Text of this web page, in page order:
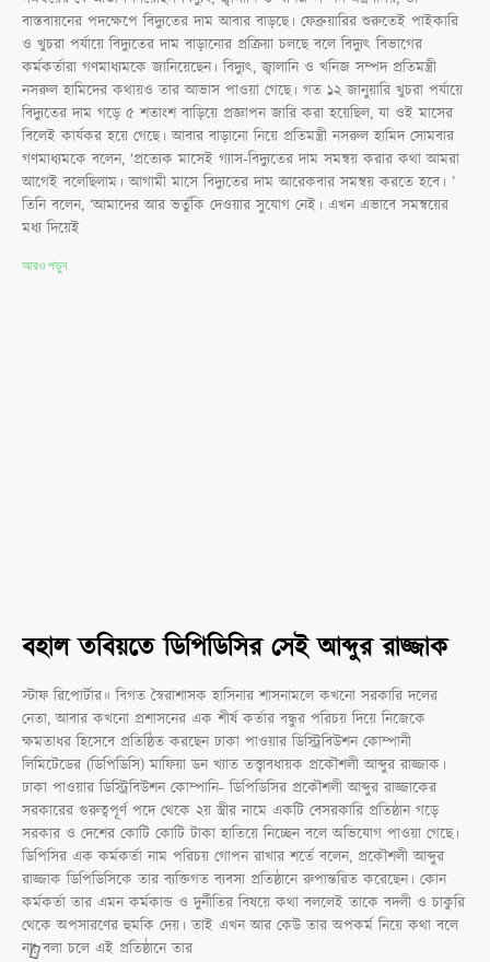
বাস্তবায়নের পদক্ষেপে বিদ্যুতের দাম আবার বাড়ছে। ফেব্রুয়ারির শুরুতেই পাইকারি
ও খুচরা পর্যায়ে বিদ্যুতের দাম বাড়ানোর প্রক্রিয়া চলছে বলে বিদ্যুৎ বিভাগের
কর্মকর্তারা গণমাধ্যমকে জানিয়েছেন। বিদ্যুৎ, জ্বালানি ও খনিজ সম্পদ প্রতিমন্ত্রী
নসরুল হামিদের কথায়ও তার আভাস পাওয়া গেছে। গত ১২ জানুয়ারি খুচরা পর্যায়ে
বিদ্যুতের দাম গড়ে ৫ শতাংশ বাড়িয়ে প্রজ্ঞাপন জারি করা হয়েছিল, যা ওই মাসের
বিলেই কার্যকর হয়ে গেছে। আবার বাড়ানো নিয়ে প্রতিমন্ত্রী নসরুল হামিদ সোমবার
গণমাধ্যমকে বলেন, ‘প্রত্যেক মাসেই গ্যাস-বিদ্যুতের দাম সমন্বয় করার কথা আমরা
আগেই বলেছিলাম। আগামী মাসে বিদ্যুতের দাম আরেকবার সমন্বয় করতে হবে। ’
তিনি বলেন, ‘আমাদের আর ভর্তুকি দেওয়ার সুযোগ নেই। এখন এভাবে সমন্বয়ের
মধ্য দিয়েই
আরও পড়ুন
বহাল তবিয়তে ডিপিডিসির সেই আব্দুর রাজ্জাক
স্টাফ রিপোর্টার॥ বিগত স্বৈরাশাসক হাসিনার শাসনামলে কখনো সরকারি দলের
নেতা, আবার কখনো প্রশাসনের এক শীর্ষ কর্তার বন্ধুর পরিচয় দিয়ে নিজেকে
ক্ষমতাধর হিসেবে প্রতিষ্ঠিত করছেন ঢাকা পাওয়ার ডিস্ট্রিবিউশন কোম্পানী
লিমিটেডের (ডিপিডিসি) মাফিয়া ডন খ্যাত তত্ত্বাবধায়ক প্রকৌশলী আব্দুর রাজ্জাক।
ঢাকা পাওয়ার ডিস্ট্রিবিউশন কোম্পানি- ডিপিডিসির প্রকৌশলী আব্দুর রাজ্জাকের
সরকারের গুরুত্বপূর্ণ পদে থেকে ২য় স্ত্রীর নামে একটি বেসরকারি প্রতিষ্ঠান গড়ে
সরকার ও দেশের কোটি কোটি টাকা হাতিয়ে নিচ্ছেন বলে অভিযোগ পাওয়া গেছে।
ডিপিসির এক কর্মকর্তা নাম পরিচয় গোপন রাখার শর্তে বলেন, প্রকৌশলী আব্দুর
রাজ্জাক ডিপিডিসিকে তার ব্যক্তিগত ব্যবসা প্রতিষ্ঠানে রুপান্তরিত করেছেন। কোন
কর্মকর্তা তার এমন কর্মকান্ড ও দুর্নীতির বিষয়ে কথা বললেই তাকে বদলী ও চাকুরি
থেকে অপসারণের হুমকি দেয়। তাই এখন আর কেউ তার অপকর্ম নিয়ে কথা বলে
না! বলা চলে এই প্রতিষ্ঠানে তার